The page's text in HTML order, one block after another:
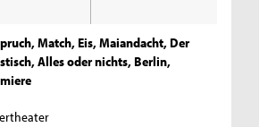
Match, Eis, Maiandacht, Der
Alles oder nichts, Berlin,